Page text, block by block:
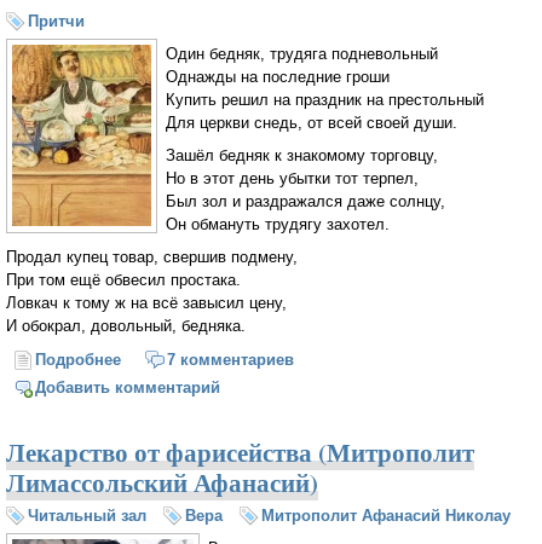
Притчи
Один бедняк, трудяга подневольный
Однажды на последние гроши
Купить решил на праздник на престольный
Для церкви снедь, от всей своей души.
Зашёл бедняк к знакомому торговцу,
Но в этот день убытки тот терпел,
Был зол и раздражался даже солнцу,
Он обмануть трудягу захотел.
Продал купец товар, свершив подмену,
При том ещё обвесил простака.
Ловкач к тому ж на всё завысил цену,
И обокрал, довольный, бедняка.
Подробнее о Притча о бедняке и торговце
7 комментариев
Добавить комментарий
Лекарство от фарисейства (Митрополит
Лимассольский Афанасий)
Читальный зал Вера
Митрополит Афанасий Николау